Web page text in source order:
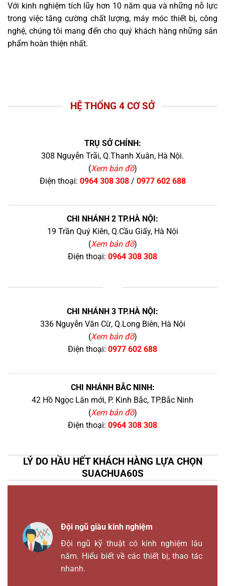
Với kinh nghiệm tích lũy hơn 10 năm qua và những nỗ lực
trong việc tăng cường chất lượng, máy móc thiết bị, công
nghệ, chúng tôi mang đến cho quý khách hàng những sản
phẩm hoàn thiện nhất.
HỆ THỐNG 4 CƠ SỞ
TRỤ SỞ CHÍNH:
308 Nguyễn Trãi, Q.Thanh Xuân, Hà Nội.
(Xem bản đồ)
Điện thoại: 0964 308 308/ 0977 602 688
CHI NHÁNH 2 TP.HÀ NỘI:
19 Trần Quý Kiên, Q.Cầu Giấy, Hà Nội
(Xem bản đồ)
Điện thoại: 0964 308 308
CHI NHÁNH 3 TP.HÀ NỘI:
336 Nguyễn Văn Cừ, Q.Long Biên, Hà Nội
(Xem bản đồ)
Điện thoại: 0977 602 688
CHI NHÁNH BẮC NINH:
42 Hồ Ngọc Lân mới, P. Kinh Bắc, TP.Bắc Ninh
(Xem bản đồ)
Điện thoại: 0964 308 308
LÝ DO HẦU HẾT KHÁCH HÀNG LỰA CHỌN
SUACHUA60S
Đội ngũ giàu kinh nghiệm
Đội ngũ kỹ thuật có kinh nghiệm lâu
năm. Hiểu biết về các thiết bị, thao tác
nhanh.